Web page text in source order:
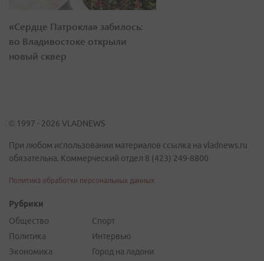
«Сердце Патрокла» забилось:
во Владивостоке открыли
новый сквер
© 1997 - 2026 VLADNEWS
При любом использовании материалов ссылка на vladnews.ru
обязательна. Коммерческий отдел 8 (423) 249-8800
Политика обработки персональных данных
Рубрики
Общество
Политика
Экономика
Спорт
Интервью
Город на ладони